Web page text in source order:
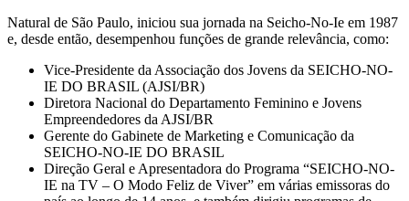
Natural de São Paulo, iniciou sua jornada na Seicho-No-Ie em 1987
e, desde então, desempenhou funções de grande relevância, como:
Vice-Presidente da Associação dos Jovens da SEICHO-NO-
IE DO BRASIL (AJSI/BR)
Diretora Nacional do Departamento Feminino e Jovens
Empreendedores da AJSI/BR
Gerente do Gabinete de Marketing e Comunicação da
SEICHO-NO-IE DO BRASIL
Direção Geral e Apresentadora do Programa “SEICHO-NO-
IE na TV – O Modo Feliz de Viver” em várias emissoras do